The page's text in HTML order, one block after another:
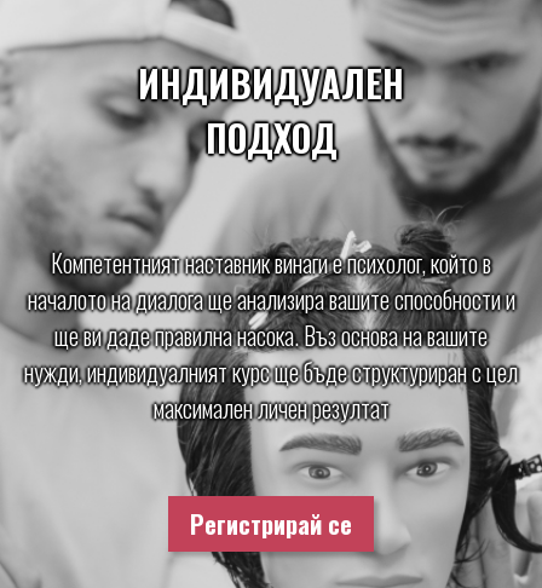
ИНДИВИДУАЛЕН
ПОДХОД
Компетентният наставник винаги е психолог, който в
началото на диалога ще анализира вашите способности и
ще ви даде правилна насока. Въз основа на вашите
нужди, индивидуалният курс ще бъде структуриран с цел
максимален личен резултат
Регистрирай се